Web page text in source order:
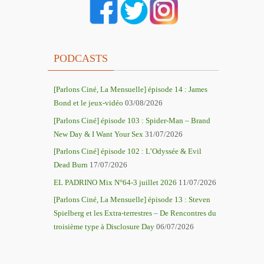
PODCASTS
[Parlons Ciné, La Mensuelle] épisode 14 : James
Bond et le jeux-vidéo 03/08/2026
[Parlons Ciné] épisode 103 : Spider-Man – Brand
New Day & I Want Your Sex 31/07/2026
[Parlons Ciné] épisode 102 : L’Odyssée & Evil
Dead Burn 17/07/2026
EL PADRINO Mix N°64-3 juillet 2026 11/07/2026
[Parlons Ciné, La Mensuelle] épisode 13 : Steven
Spielberg et les Extra-terrestres – De Rencontres du
troisième type à Disclosure Day 06/07/2026